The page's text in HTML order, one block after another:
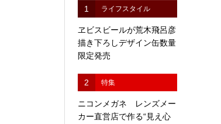
1 ライフスタイル
ヱビスビールが荒木飛呂彦
描き下ろしデザイン缶数量
限定発売
2 特集
ニコンメガネ レンズメー
カー直営店で作る“見え心